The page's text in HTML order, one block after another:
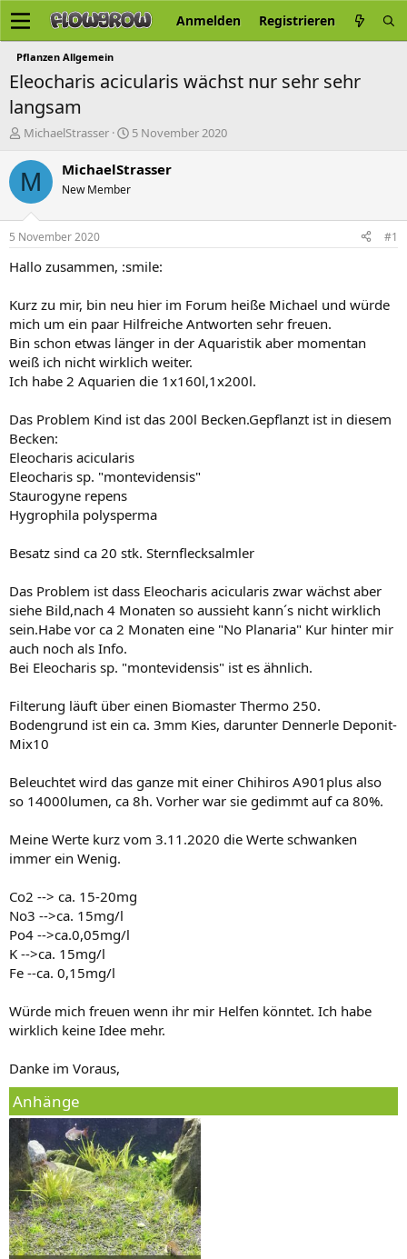
Anmelden Registrieren
Pflanzen Allgemein
Eleocharis acicularis wächst nur sehr sehr
langsam
E
s
t
l
e
r
MichaelStrasser
E
s
t
a
5 November 2020
M MichaelStrasser
New Member
5 November 2020 #1
Hallo zusammen, :smile:
Kurz zu mir, bin neu hier im Forum heiße Michael und würde
mich um ein paar Hilfreiche Antworten sehr freuen.
Bin schon etwas länger in der Aquaristik aber momentan
weiß ich nicht wirklich weiter.
Ich habe 2 Aquarien die 1x160l,1x200l.
Das Problem Kind ist das 200l Becken.Gepflanzt ist in diesem
Becken:
Eleocharis acicularis
Eleocharis sp. "montevidensis"
Staurogyne repens
Hygrophila polysperma
Besatz sind ca 20 stk. Sternflecksalmler
Das Problem ist dass Eleocharis acicularis zwar wächst aber
siehe Bild,nach 4 Monaten so aussieht kann´s nicht wirklich
sein.Habe vor ca 2 Monaten eine "No Planaria" Kur hinter mir
auch noch als Info.
Bei Eleocharis sp. "montevidensis" ist es ähnlich.
Filterung läuft über einen Biomaster Thermo 250.
Bodengrund ist ein ca. 3mm Kies, darunter Dennerle Deponit-
Mix10
Beleuchtet wird das ganze mit einer Chihiros A901plus also
so 14000lumen, ca 8h. Vorher war sie gedimmt auf ca 80%.
Meine Werte kurz vom 3.11.2020 die Werte schwanken
immer ein Wenig.
Co2 --> ca. 15-20mg
No3 -->ca. 15mg/l
Po4 -->ca.0,05mg/l
K -->ca. 15mg/l
Fe --ca. 0,15mg/l
Würde mich freuen wenn ihr mir Helfen könntet. Ich habe
wirklich keine Idee mehr.
Danke im Voraus,
Anhänge